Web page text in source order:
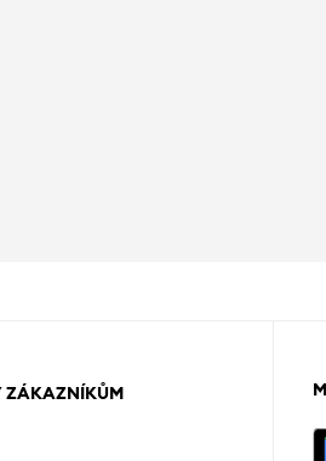
ZÁKAZNÍKŮM